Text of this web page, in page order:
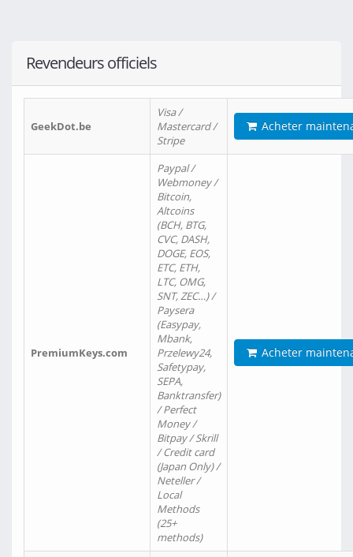
Revendeurs officiels
GeekDot.be
Visa /
Mastercard /
Stripe
Acheter
PremiumKeys.com
Paypal /
Webmoney /
Bitcoin,
Altcoins
(BCH, BTG,
CVC, DASH,
DOGE, EOS,
ETC, ETH,
LTC, OMG,
SNT, ZEC…) /
Paysera
(Easypay,
Mbank,
Przelewy24,
Safetypay,
SEPA,
Banktransfer)
/ Perfect
Money /
Bitpay / Skrill
/ Credit card
(Japan Only) /
Neteller /
Local
Methods
(25+
methods)
Acheter